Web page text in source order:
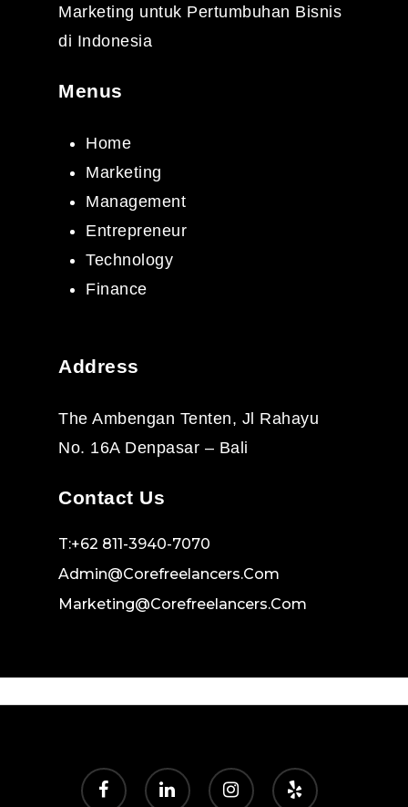
Marketing untuk Pertumbuhan Bisnis
di Indonesia
Menus
Home
Marketing
Management
Entrepreneur
Technology
Finance
Address
The Ambengan Tenten, Jl Rahayu
No. 16A Denpasar – Bali
Contact Us
T:+62 811-3940-7070
Admin@corefreelancers.com
Marketing@corefreelancers.com
facebook linkedin instagram yelp